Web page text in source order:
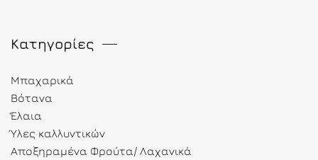
Κατηγορίες
Μπαχαρικά
Βότανα
Έλαια
Ύλες καλλυντικών
Αποξηραμένα Φρούτα/ Λαχανικά